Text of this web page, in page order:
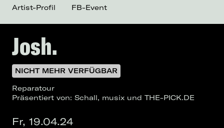
Josh.
NICHT MEHR VERFÜGBAR
Reparatour
Präsentiert von: Schall, musix und THE-PICK.DE
Fr, 19.04.24
Artist-Profil FB-Event